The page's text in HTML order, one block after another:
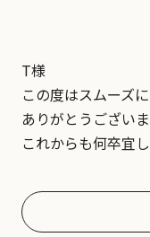
T様
この度はスムーズ
ありがとうございま
これからも何卒宜